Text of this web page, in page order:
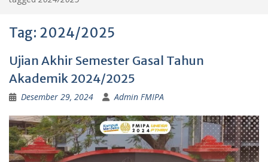
Tag: 2024/2025
Ujian Akhir Semester Gasal Tahun
Akademik 2024/2025
Desember 29, 2024 Admin FMIPA